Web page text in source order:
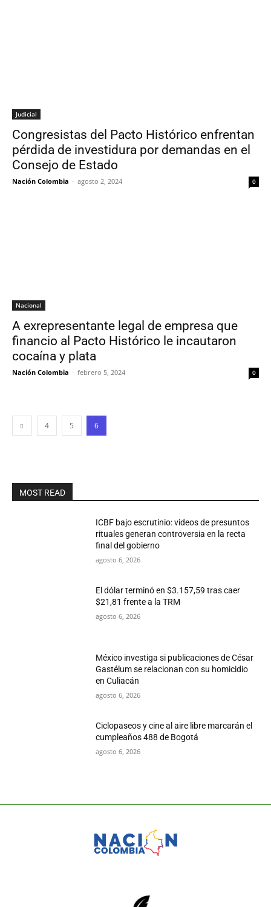
Judicial
Congresistas del Pacto Histórico enfrentan
pérdida de investidura por demandas en el
Consejo de Estado
Nación Colombia - agosto 2, 2024 0
Nacional
A exrepresentante legal de empresa que
financio al Pacto Histórico le incautaron
cocaína y plata
Nación Colombia - febrero 5, 2024 0
4 5 6
MOST READ
ICBF bajo escrutinio: videos de presuntos
rituales generan controversia en la recta
final del gobierno
agosto 6, 2026
El dólar terminó en $3.157,59 tras caer
$21,81 frente a la TRM
agosto 6, 2026
México investiga si publicaciones de César
Gastélum se relacionan con su homicidio
en Culiacán
agosto 6, 2026
Ciclopaseos y cine al aire libre marcarán el
cumpleaños 488 de Bogotá
agosto 6, 2026